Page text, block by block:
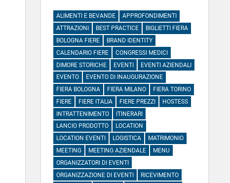
ALIMENTI E BEVANDE
APPROFONDIMENTI
ATTRAZIONI
BEST PRACTICE
BIGLIETTI FIERA
BOLOGNA FIERE
BRAND IDENTITY
CALENDARIO FIERE
CONGRESSI MEDICI
DIMORE STORICHE
EVENTI
EVENTI AZIENDALI
EVENTO
EVENTO DI INAUGURAZIONE
FIERA BOLOGNA
FIERA MILANO
FIERA TORINO
FIERE
FIERE ITALIA FIERE PREZZI
HOSTESS
INTRATTENIMENTO
ITINERARI
LANCIO PRODOTTO
LOCATION
LOCATION EVENTI
LOGISTICA
MATRIMONIO
MEETING
MEETING AZIENDALE
MENU
ORGANIZZATORI DI EVENTI
ORGANIZZAZIONE DI EVENTI
RICEVIMENTO